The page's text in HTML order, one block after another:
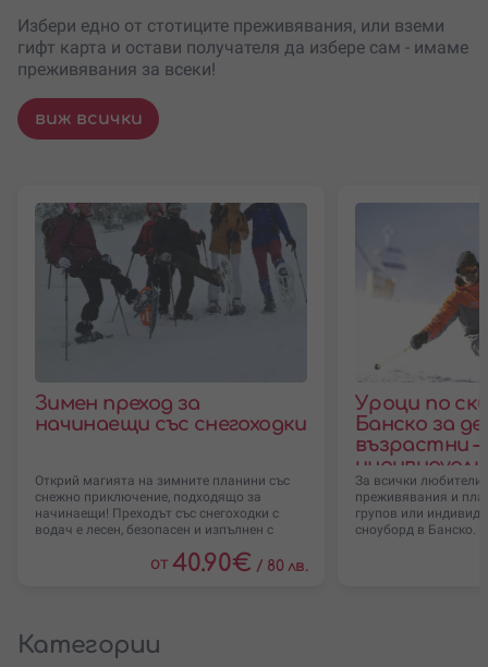
Избери едно от стотиците преживявания, или вземи
гифт карта и остави получателя да избере сам - имаме
преживявания за всеки!
виж всички
Зимен преход за
начинаещи със снегоходки
Открий магията на зимните планини със
снежно приключение, подходящо за
начинаещи! Преходът със снегоходки с
водач е лесен, безопасен и изпълнен с
от 40.90€ / 80 лв.
Уроци по
Банско за
възрастни –
За всички любители
преживявания и
групов или
сноуборд в Банско.
Категории